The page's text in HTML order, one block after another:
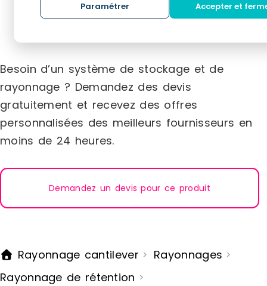
niveauMontants et caillebotis en acier
galvaniséMontage facile et rapideLivré
pose :
pose
sol pour
Besoin d’un système de stockage et de
rayonnage ? Demandez des devis
gratuitement et recevez des offres
personnalisées des meilleurs fournisseurs en
moins de 24 heures.
Demandez un devis pour ce produit
Rayonnage cantilever > Rayonnages >
Rayonnage de rétention >
Paramétrer Accepter et